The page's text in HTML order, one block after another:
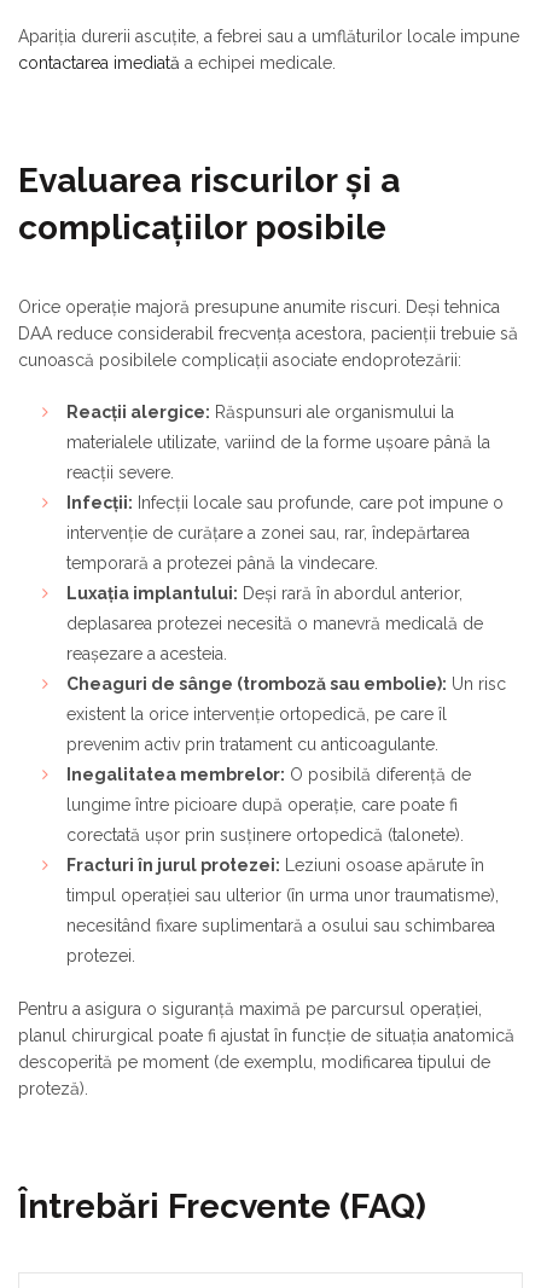
Apariția durerii ascuțite, a febrei sau a umflăturilor locale impune
contactarea imediată a echipei medicale.
Evaluarea riscurilor și a
complicațiilor posibile
Orice operație majoră presupune anumite riscuri. Deși tehnica
DAA reduce considerabil frecvența acestora, pacienții trebuie să
cunoască posibilele complicații asociate endoprotezării:
Reacții alergice: Răspunsuri ale organismului la
materialele utilizate, variind de la forme ușoare până la
reacții severe.
Infecții: Infecții locale sau profunde, care pot impune o
intervenție de curățare a zonei sau, rar, îndepărtarea
temporară a protezei până la vindecare.
Luxația implantului: Deși rară în abordul anterior,
deplasarea protezei necesită o manevră medicală de
reașezare a acesteia.
Cheaguri de sânge (tromboză sau embolie): Un risc
existent la orice intervenție ortopedică, pe care îl
prevenim activ prin tratament cu anticoagulante.
Inegalitatea membrelor: O posibilă diferență de
lungime între picioare după operație, care poate fi
corectată ușor prin susținere ortopedică (talonete).
Fracturi în jurul protezei: Leziuni osoase apărute în
timpul operației sau ulterior (în urma unor traumatisme),
necesitând fixare suplimentară a osului sau schimbarea
protezei.
Pentru a asigura o siguranță maximă pe parcursul operației,
planul chirurgical poate fi ajustat în funcție de situația anatomică
descoperită pe moment (de exemplu, modificarea tipului de
proteză).
Întrebări Frecvente (FAQ)